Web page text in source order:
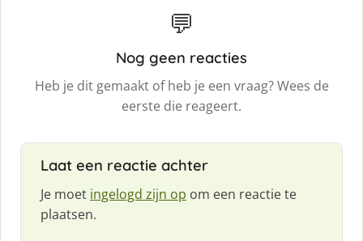
💬
Nog geen reacties
Heb je dit gemaakt of heb je een vraag? Wees de
eerste die reageert.
Laat een reactie achter
Je moet ingelogd zijn op om een reactie te
plaatsen.